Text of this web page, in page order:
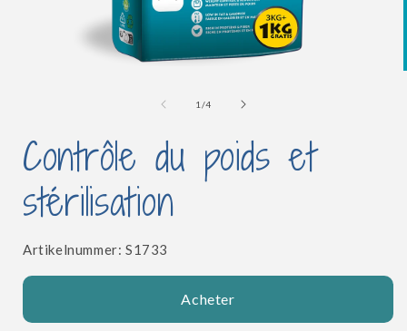
une
fenêtre
modale
1 /de
4
Contrôle du poids et
stérilisation
Artikelnummer: SKU:
S1733
Acheter